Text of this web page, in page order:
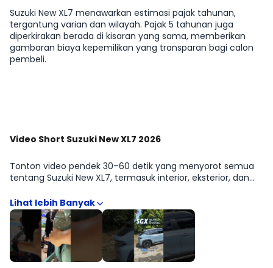
Suzuki New XL7 menawarkan estimasi pajak tahunan,
tergantung varian dan wilayah. Pajak 5 tahunan juga
diperkirakan berada di kisaran yang sama, memberikan
gambaran biaya kepemilikan yang transparan bagi calon
pembeli.
Video Short Suzuki New XL7 2026
Tonton video pendek 30–60 detik yang menyorot semua
tentang Suzuki New XL7, termasuk interior, eksterior, dan
memudahkan kamu menangkap poin penting sebelum
mendalami spesifikasi. Lihat lebih banyak di galeri video.